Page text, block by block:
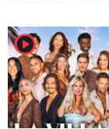
player2